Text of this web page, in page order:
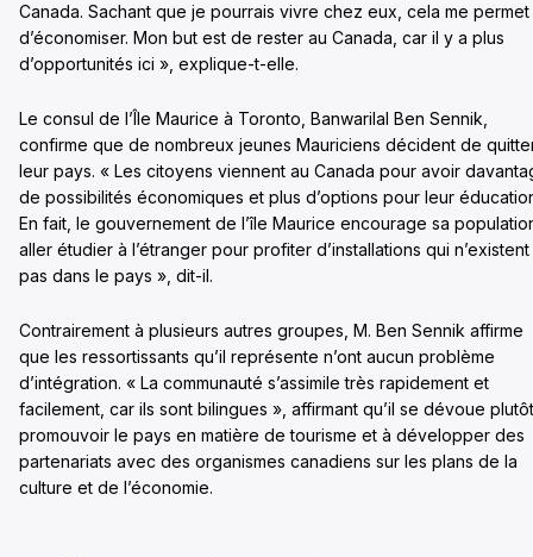
Canada. Sachant que je pourrais vivre chez eux, cela me permet
d’économiser. Mon but est de rester au Canada, car il y a plus
d’opportunités ici », explique-t-elle.
Le consul de l’Île Maurice à Toronto, Banwarilal Ben Sennik,
confirme que de nombreux jeunes Mauriciens décident de
leur pays. « Les citoyens viennent au Canada pour avoir
de possibilités économiques et plus d’options pour leur
En fait, le gouvernement de l’île Maurice encourage sa
aller étudier à l’étranger pour profiter d’installations qui n’existent
pas dans le pays », dit-il.
Contrairement à plusieurs autres groupes, M. Ben Sennik affirme
que les ressortissants qu’il représente n’ont aucun problème
d’intégration. « La communauté s’assimile très rapidement et
facilement, car ils sont bilingues », affirmant qu’il se dévoue
promouvoir le pays en matière de tourisme et à développer des
partenariats avec des organismes canadiens sur les plans de la
culture et de l’économie.